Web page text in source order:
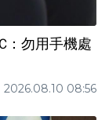
：勿用手機處
2026.08.10 08:56